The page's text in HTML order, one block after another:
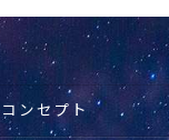
コンセプト